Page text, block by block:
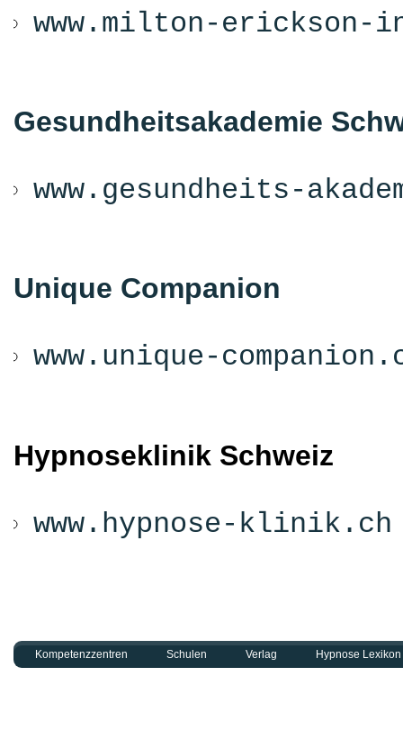
www.milton-
Gesundheitsakademie
www.gesundheits-
Unique Companion
www.unique-
Hypnoseklinik Schweiz
www.hypnose-klinik.ch
Kompetenzzentren Schulen Verlag Hypnose Lexikon